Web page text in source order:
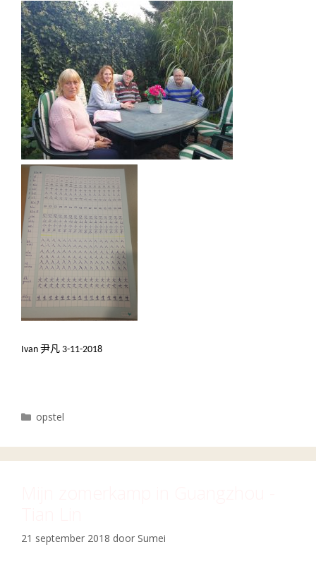
Ivan 尹凡 3-11-2018
Categorieën
opstel
21 september 2018 door Sumei